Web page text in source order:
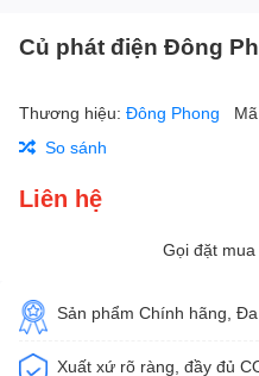
Củ phát điện Đông
Thương hiệu: Đông Phong
So sánh
Liên hệ
Gọi đặt mua
Sản phẩm Chính hãng,
Xuất xứ rõ ràng, đầy đủ